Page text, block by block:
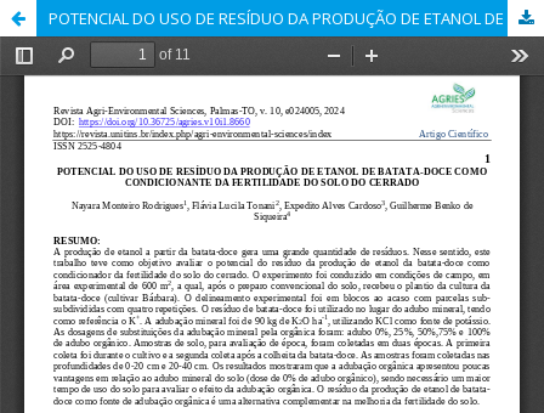
POTENCIAL DO USO DE RESÍDUO DA PRODUÇÃO DE ETANOL DE BATATA-DOCE COMO CONDICIONANTE DA FERTILIDADE DO SOLO DO CERRADO